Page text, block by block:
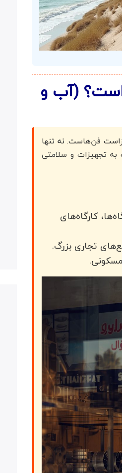
(آب و
فن‌هاست. نه تنها
تجهیزات و سلامتی
کارگاه‌های
تجاری بزرگ.